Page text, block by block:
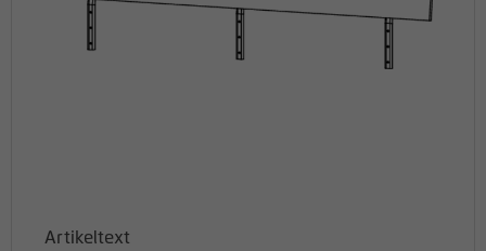
Artikeltext